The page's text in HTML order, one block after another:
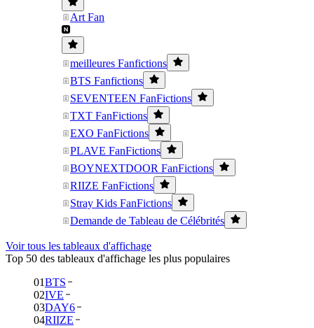
Art Fan
meilleures Fanfictions
BTS Fanfictions
SEVENTEEN FanFictions
TXT FanFictions
EXO FanFictions
PLAVE FanFictions
BOYNEXTDOOR FanFictions
RIIZE FanFictions
Stray Kids FanFictions
Demande de Tableau de Célébrités
Voir tous les tableaux d'affichage
Top 50 des tableaux d'affichage les plus populaires
01BTS
02IVE
03DAY6
04RIIZE